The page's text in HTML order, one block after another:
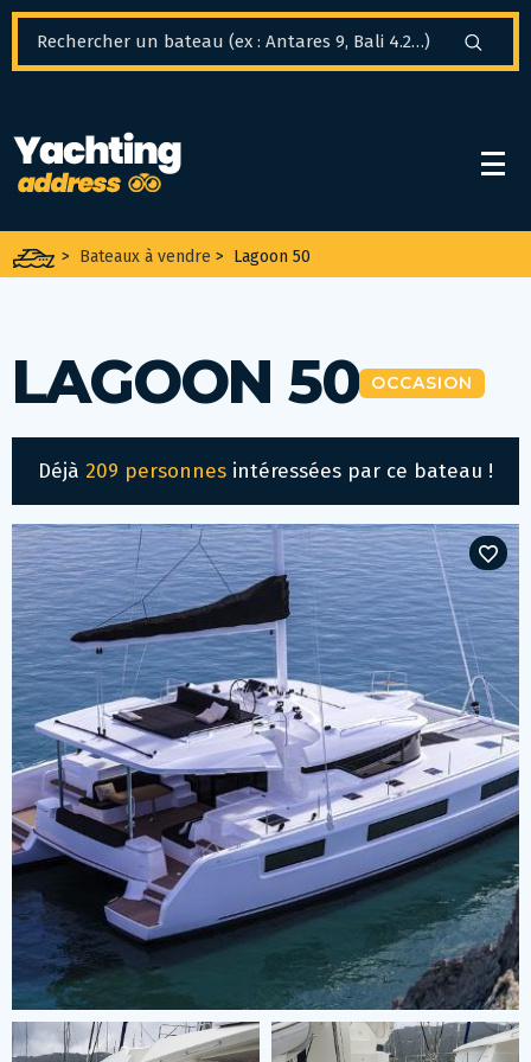
> Bateaux à vendre > Lagoon 50
LAGOON 50 OCCASION
Déjà 209 personnes intéressées par ce bateau !
Panneau de gestion des cookies